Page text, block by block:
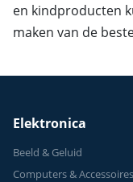
en kindproducten
maken van de
Elektronica
Beeld & Geluid
Computers & Accessoires